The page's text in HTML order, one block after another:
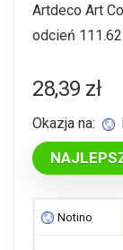
Artdeco Art
odcień
28,39 zł
Okazja na:
Notino